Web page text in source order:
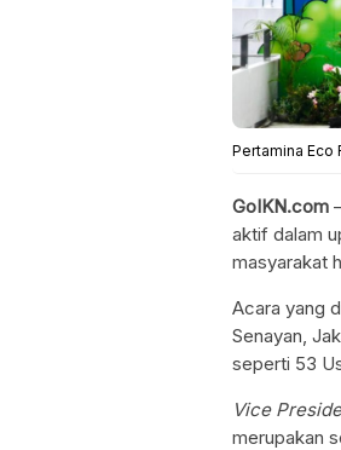
Pertamina Eco
GoIKN.com
aktif dalam
masyarakat
Acara yang
Senayan,
seperti 53
Vice
merupakan